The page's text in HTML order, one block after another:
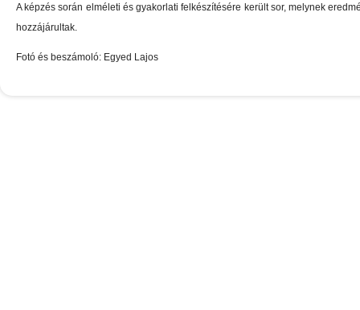
A képzés során elméleti és gyakorlati felkészítésére került sor, melynek
hozzájárultak.
Fotó és beszámoló: Egyed Lajos